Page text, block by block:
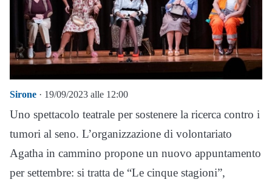
Sirone · 19/09/2023 alle 12:00
Uno spettacolo teatrale per sostenere la ricerca contro i
tumori al seno. L’organizzazione di volontariato
Agatha in cammino propone un nuovo appuntamento
per settembre: si tratta de “Le cinque stagioni”,